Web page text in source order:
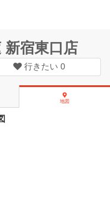
新宿東口店
行きたい 0
地図